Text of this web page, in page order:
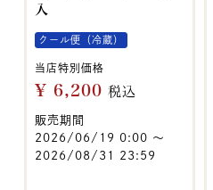
入
クール便（冷蔵）
当店特別価格
¥ 6,200 税込
販売期間
2026/06/19 0:00 〜
2026/08/31 23:59